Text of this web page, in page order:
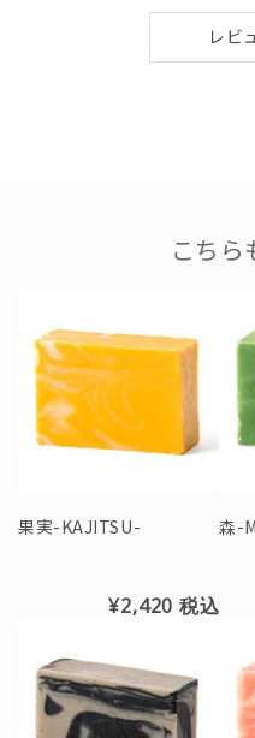
レビ
こちら
果実-KAJITSU-
¥2,420税込
森-